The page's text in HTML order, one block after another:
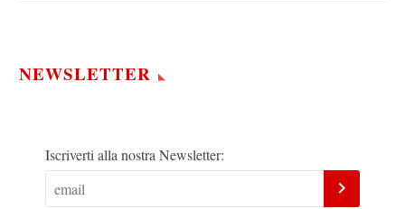
NEWSLETTER
Iscriverti alla nostra Newsletter: